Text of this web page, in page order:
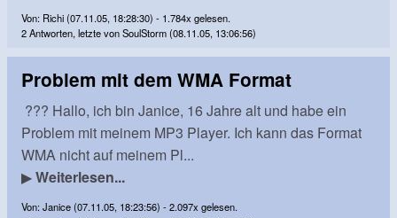
Von: Richi (07.11.05, 18:28:30) - 1.784x gelesen.
2 Antworten, letzte von SoulStorm (08.11.05, 13:06:56)
Problem mit dem WMA Format
??? Hallo, ich bin Janice, 16 Jahre alt und habe ein
Problem mit meinem MP3 Player. Ich kann das Format
WMA nicht auf meinem Pl...
▶Weiterlesen...
Von: Janice (07.11.05, 18:23:56) - 2.097x gelesen.